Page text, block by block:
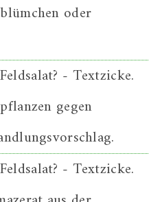
oder
- Textzicke.
gegen
- Textzicke.